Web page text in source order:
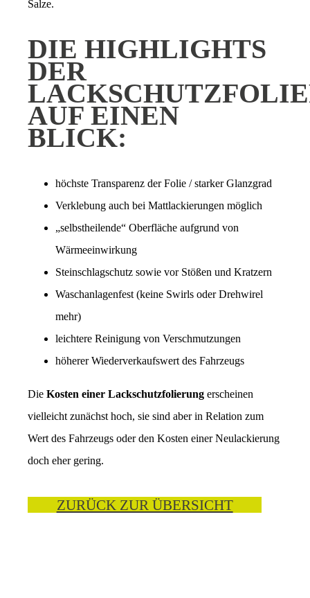
Salze.
DIE HIGHLIGHTS
DER
AUF EINEN
BLICK:
höchste Transparenz der Folie / starker Glanzgrad
Verklebung auch bei Mattlackierungen möglich
„selbstheilende“ Oberfläche aufgrund von
Wärmeeinwirkung
Steinschlagschutz sowie vor Stößen und Kratzern
Waschanlagenfest (keine Swirls oder Drehwirel
mehr)
leichtere Reinigung von Verschmutzungen
höherer Wiederverkaufswert des Fahrzeugs
Die Kosten einer Lackschutzfolierung erscheinen
vielleicht zunächst hoch, sie sind aber in Relation zum
Wert des Fahrzeugs oder den Kosten einer Neulackierung
doch eher gering.
ZURÜCK ZUR ÜBERSICHT